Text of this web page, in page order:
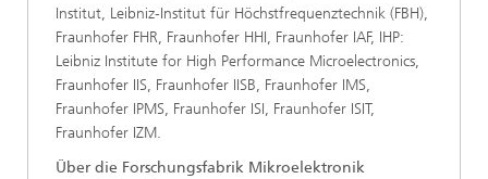
Institut, Leibniz-Institut für Höchstfrequenztechnik (FBH),
Fraunhofer FHR, Fraunhofer HHI, Fraunhofer IAF, IHP:
Leibniz Institute for High Performance Microelectronics,
Fraunhofer IIS, Fraunhofer IISB, Fraunhofer IMS,
Fraunhofer IPMS, Fraunhofer ISI, Fraunhofer ISIT,
Fraunhofer IZM.
Über die Forschungsfabrik Mikroelektronik